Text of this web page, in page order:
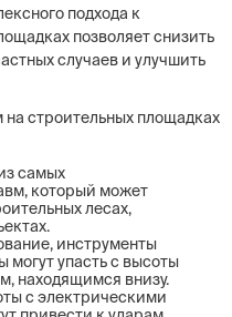
подхода к
позволяет снизить
случаев и улучшить
строительных площадках
самых
который может
лесах,
инструменты
могут упасть с высоты
находящимся внизу.
с электрическими